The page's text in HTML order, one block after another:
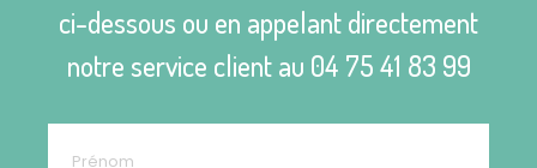
ci-dessous ou en appelant directement
notre service client au 04 75 41 83 99